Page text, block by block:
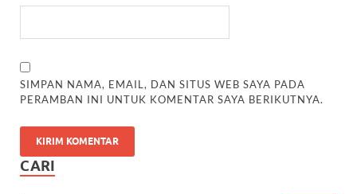
SIMPAN NAMA, EMAIL, DAN SITUS WEB SAYA PADA
PERAMBAN INI UNTUK KOMENTAR SAYA BERIKUTNYA.
CARI